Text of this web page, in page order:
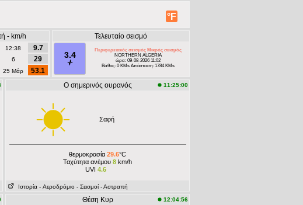
°F
- km/h
12:38
9.7
6
29
25 Μάρ 53.1
Τελευταίο σεισμό
3.4
Περιφερειακός σεισμός Μικρός σεισμός
NORTHERN ALGERIA
ώρα: 09-08-2026 11:02
Βάθος: 0 KMs Απόσταση: 1784 KMs
Ο σημερινός ουρανός 11:25:00
Σαφή
θερμοκρασία 29.6°C
Ταχύτητα ανέμου 8 km/h
UVI 4.6
Ιστορία - Aεροδρόμιο - Σεισμοί - Αστραπή
Θέση Κυρ 12:04:56